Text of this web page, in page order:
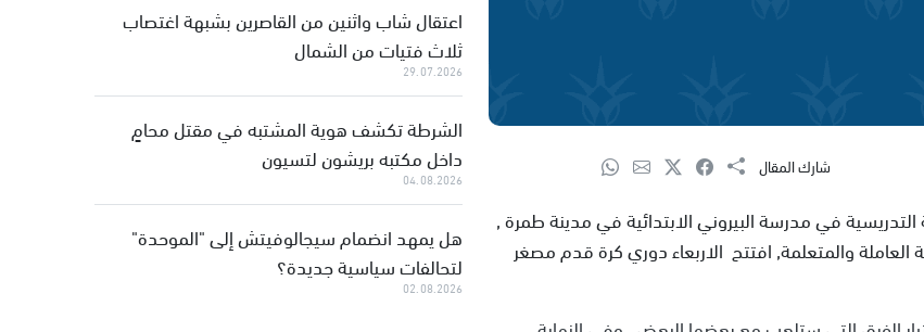
شارك المقال
في مدرسة البيروني الابتدائية في مدينة طمرة ,
والمتعلمة, افتتح الاربعاء دوري كرة قدم مصغر
اعتقال شاب واثنين من القاصرين بشبهة اغتصاب
ثلاث فتيات من الشمال
29.07.2026
الشرطة تكشف هوية المشتبه في مقتل محامٍ
داخل مكتبه بريشون لتسيون
04.08.2026
هل يمهد انضمام سيجالوفيتش إلى "الموحدة"
لتحالفات سياسية جديدة؟
02.08.2026